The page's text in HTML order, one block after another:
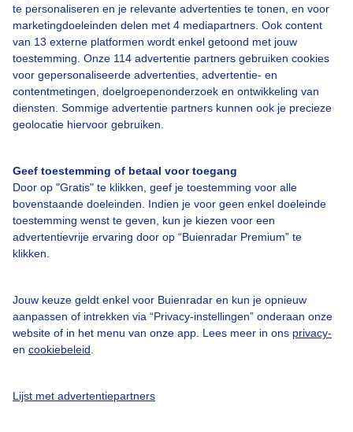
te personaliseren en je relevante advertenties te tonen, en voor
marketingdoeleinden delen met 4 mediapartners. Ook content
van 13 externe platformen wordt enkel getoond met jouw
toestemming. Onze 114 advertentie partners gebruiken cookies
voor gepersonaliseerde advertenties, advertentie- en
contentmetingen, doelgroepenonderzoek en ontwikkeling van
diensten. Sommige advertentie partners kunnen ook je precieze
geolocatie hiervoor gebruiken.
Geef toestemming of betaal voor toegang
Door op "Gratis" te klikken, geef je toestemming voor alle
bovenstaande doeleinden. Indien je voor geen enkel doeleinde
toestemming wenst te geven, kun je kiezen voor een
advertentievrije ervaring door op “Buienradar Premium” te
klikken.
Jouw keuze geldt enkel voor Buienradar en kun je opnieuw
aanpassen of intrekken via “Privacy-instellingen” onderaan onze
website of in het menu van onze app. Lees meer in ons privacy-
en cookiebeleid
Lijst met advertentiepartners
Over Buienradar
Bedrijfsgegevens
Contact
Toegankelijkheid
Gebruikersvoorwaarden
Adverteren
Privacy beleid
Cookie beleid